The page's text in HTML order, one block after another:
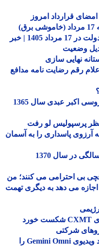
قرارداد امروز
آخرین وضعیت ساماندهی کارکنان دولت در 17 مرداد 1405 | خبر
وضعیت
نهایی سازی
رقم رضایت نامه مدافع
ببینید| فیلمی از عروسی و کارت عروسی اکبر عبدی سال 1365
پرسپولیس لو رفت
پاسداری را به آسمان
احترامی می کنند؛ من
می دهد به دیگری تهمت
شرکتی
گوگل دسترسی رایگان به ابزار تولید ویدیوی Gemini Omni را